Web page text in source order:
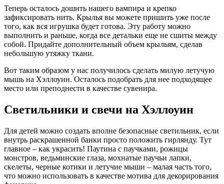
Теперь осталось дошить нашего вампира и крепко
зафиксировать нить. Крылья вы можете пришить уже после
того, как вся игрушка будет готова. Эту работу можно
выполнить и раньше, когда все детальки еще не сшиты между
собой. Придайте дополнительный объем крыльям, сделав
небольшую утяжку ткани.
Вот таким образом у нас получилось сделать милую летучую
мышь на Хэллоуин. Осталось подобрать для нее подходящее
место или преподнести в качестве сувенира.
Светильники и свечи на Хэллоуин
Для детей можно создать вполне безопасные светильник, если
внутрь раскрашенной банки просто положить гирлянду. Тут
главное – как украсить! Паутина с паучками, рожицы
монстров, ведьминские глаза, мохнатые паучьи лапки,
скелеты, черные котики и летучие мыши – малая часть того,
что можно использовать в качестве мотива для декорирования